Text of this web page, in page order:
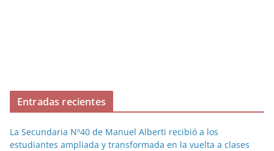
Entradas recientes
La Secundaria Nº40 de Manuel Alberti recibió a los
estudiantes ampliada y transformada en la vuelta a clases